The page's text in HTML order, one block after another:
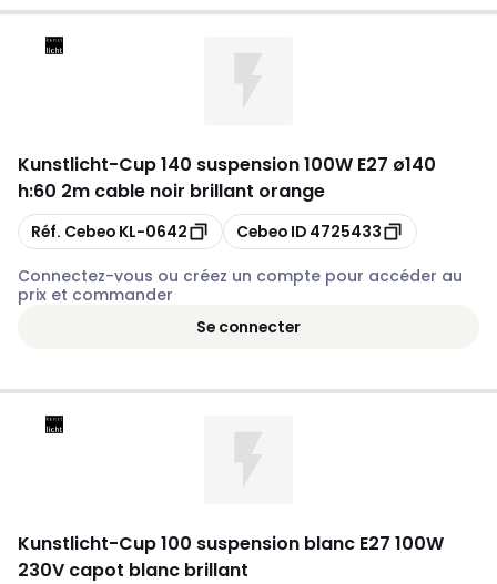
Kunstlicht-Cup 140 suspension 100W E27 ø140
h:60 2m cable noir brillant orange
Copier
Réf. Cebeo KL-0642 Copier
Cebeo ID 4725433
Connectez-vous ou créez un compte pour accéder au
prix et commander
Se connecter
Kunstlicht-Cup 100 suspension blanc E27 100W
230V capot blanc brillant